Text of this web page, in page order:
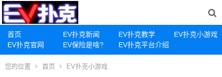
首页 EV扑克新闻 EV扑克教学
EV扑克小游戏
EV扑克官网
EV保险是啥? EV扑克平台介绍
您的位置 首页 EV扑克小游戏